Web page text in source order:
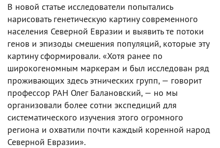
В новой статье исследователи попытались
нарисовать генетическую картину современного
населения Северной Евразии и выявить те потоки
генов и эпизоды смешения популяций, которые эту
картину сформировали. «Хотя ранее по
широкогеномным маркерам и был исследован ряд
проживающих здесь этнических групп, — говорит
профессор РАН Олег Балановский, — но мы
организовали более сотни экспедиций для
систематического изучения этого огромного
региона и охватили почти каждый коренной народ
Северной Евразии».